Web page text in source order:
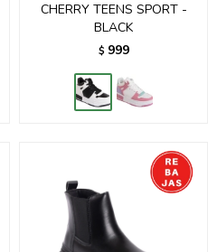
CHERRY TEENS SPORT -
BLACK
$ 999